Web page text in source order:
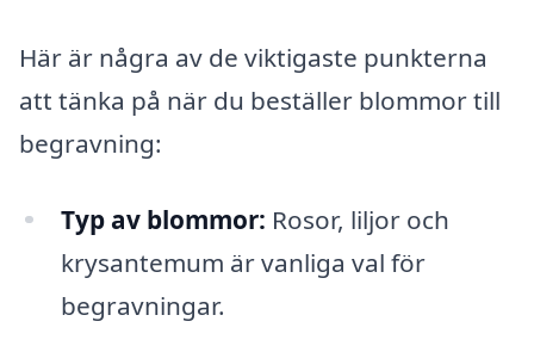
Här är några av de viktigaste punkterna
att tänka på när du beställer blommor till
begravning:
Typ av blommor: Rosor, liljor och
krysantemum är vanliga val för
begravningar.